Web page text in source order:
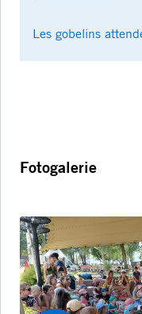
Les gobelins
Fotogalerie